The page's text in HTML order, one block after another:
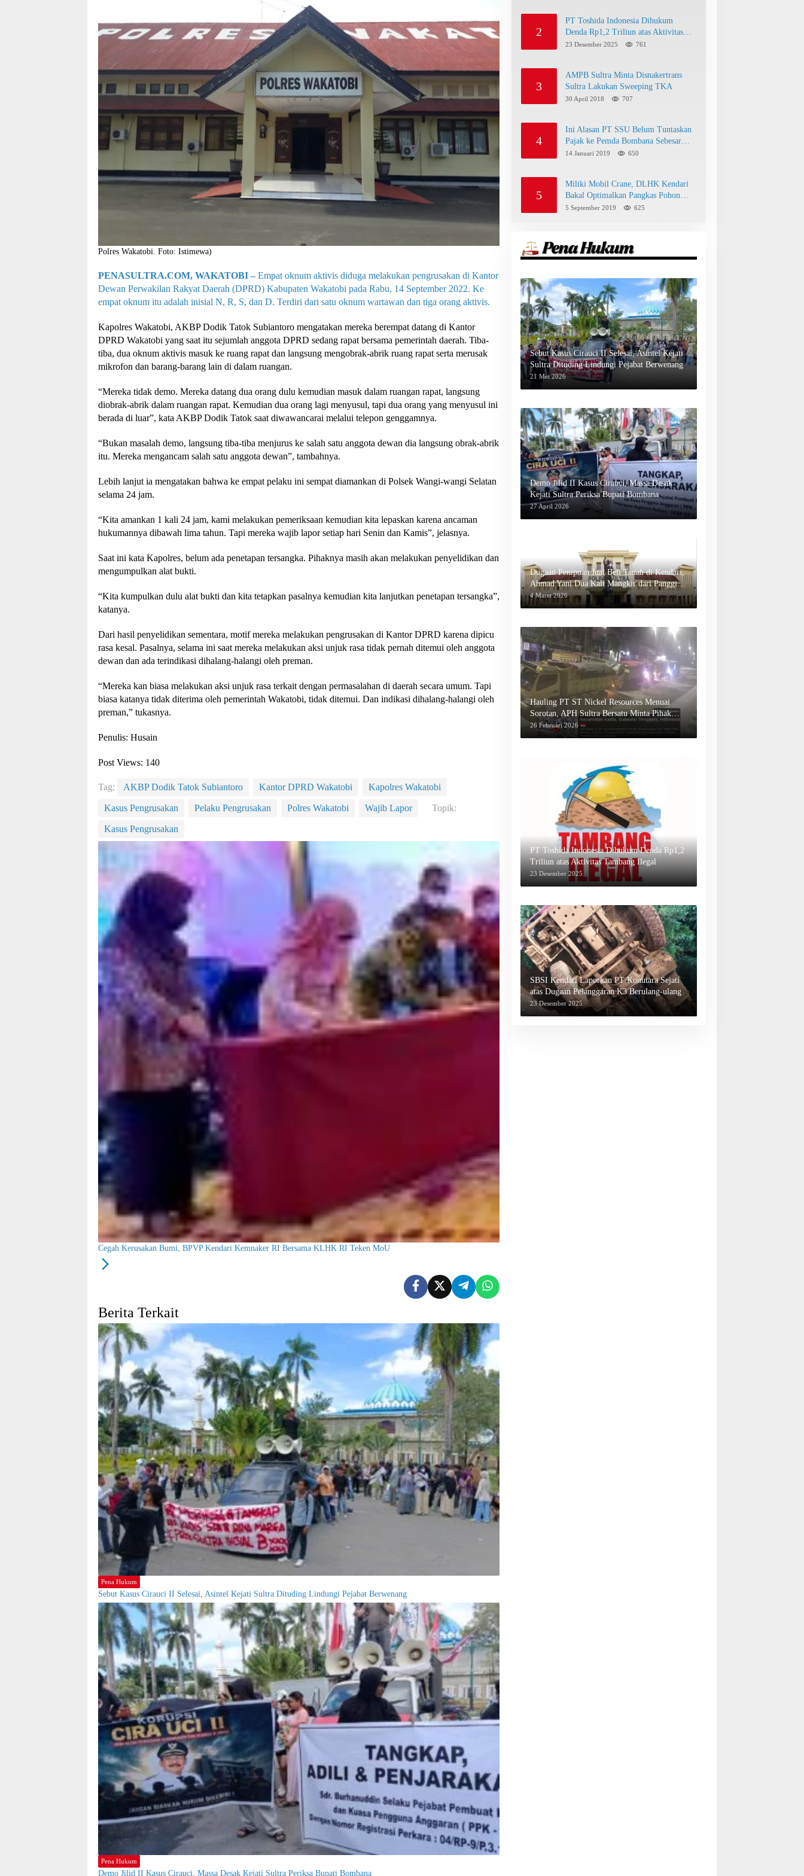
Polres Wakatobi. Foto: Istimewa)
PENASULTRA.COM, WAKATOBI –Empat oknum aktivis diduga melakukan pengrusakan di Kantor
Dewan Perwakilan Rakyat Daerah (DPRD) Kabupaten Wakatobi pada Rabu, 14 September 2022. Ke
empat oknum itu adalah inisial N, R, S, dan D. Terdiri dari satu oknum wartawan dan tiga orang aktivis.
Kapolres Wakatobi, AKBP Dodik Tatok Subiantoro mengatakan mereka berempat datang di Kantor
DPRD Wakatobi yang saat itu sejumlah anggota DPRD sedang rapat bersama pemerintah daerah. Tiba-
tiba, dua oknum aktivis masuk ke ruang rapat dan langsung mengobrak-abrik ruang rapat serta merusak
mikrofon dan barang-barang lain di dalam ruangan.
“Mereka tidak demo. Mereka datang dua orang dulu kemudian masuk dalam ruangan rapat, langsung
diobrak-abrik dalam ruangan rapat. Kemudian dua orang lagi menyusul, tapi dua orang yang menyusul ini
berada di luar”, kata AKBP Dodik Tatok saat diwawancarai melalui telepon genggamnya.
“Bukan masalah demo, langsung tiba-tiba menjurus ke salah satu anggota dewan dia langsung obrak-abrik
itu. Mereka mengancam salah satu anggota dewan”, tambahnya.
Lebih lanjut ia mengatakan bahwa ke empat pelaku ini sempat diamankan di Polsek Wangi-wangi Selatan
selama 24 jam.
“Kita amankan 1 kali 24 jam, kami melakukan pemeriksaan kemudian kita lepaskan karena ancaman
hukumannya dibawah lima tahun. Tapi mereka wajib lapor setiap hari Senin dan Kamis”, jelasnya.
Saat ini kata Kapolres, belum ada penetapan tersangka. Pihaknya masih akan melakukan penyelidikan dan
mengumpulkan alat bukti.
“Kita kumpulkan dulu alat bukti dan kita tetapkan pasalnya kemudian kita lanjutkan penetapan tersangka”,
katanya.
Dari hasil penyelidikan sementara, motif mereka melakukan pengrusakan di Kantor DPRD karena dipicu
rasa kesal. Pasalnya, selama ini saat mereka melakukan aksi unjuk rasa tidak pernah ditemui oleh anggota
dewan dan ada terindikasi dihalang-halangi oleh preman.
“Mereka kan biasa melakukan aksi unjuk rasa terkait dengan permasalahan di daerah secara umum. Tapi
biasa katanya tidak diterima oleh pemerintah Wakatobi, tidak ditemui. Dan indikasi dihalang-halangi oleh
preman,” tukasnya.
Penulis: Husain
Post Views: 140
Tag: AKBP Dodik Tatok Subiantoro Kantor DPRD Wakatobi Kapolres Wakatobi
Kasus Pengrusakan Pelaku Pengrusakan Polres Wakatobi Wajib Lapor Topik:
Kasus Pengrusakan
Cegah Kerusakan Bumi, BPVP Kendari Kemnaker RI Bersama KLHK RI Teken MoU
Berita Terkait
Pena Hukum
Sebut Kasus Cirauci II Selesai, Asintel Kejati Sultra Dituding Lindungi Pejabat Berwenang
Pena Hukum
Demo Jilid II Kasus Cirauci, Massa Desak Kejati Sultra Periksa Bupati Bombana
2
PT Toshida Indonesia Dihukum
Denda Rp1,2 Triliun atas Aktivitas
Tambang Ilegal
23 Desember 2025 761
3
AMPB Sultra Minta Disnakertrans
Sultra Lakukan Sweeping TKA
30 April 2018 707
4
Ini Alasan PT SSU Belum Tuntaskan
Pajak ke Pemda Bombana Sebesar
Rp8 Miliar
14 Januari 2019 650
5
Miliki Mobil Crane, DLHK Kendari
Bakal Optimalkan Pangkas Pohon
Peneduh
5 September 2019 625
Sebut Kasus Cirauci II Selesai, Asintel Kejati
Sultra Dituding Lindungi Pejabat Berwenang
21 Mei 2026
Demo Jilid II Kasus Cirauci, Massa Desak
Kejati Sultra Periksa Bupati Bombana
27 April 2026
Dugaan Penipuan Jual Beli Tanah di Kendari,
Ahmad Yani Dua Kali Mangkir dari Panggilan
Polda Sultra
4 Maret 2026
Hauling PT ST Nickel Resources Menuai
Sorotan, APH Sultra Bersatu Minta Pihak
Berwenang Bertindak
26 Februari 2026
PT Toshida Indonesia Dihukum Denda Rp1,2
Triliun atas Aktivitas Tambang Ilegal
23 Desember 2025
SBSI Kendari Laporkan PT Konutara Sejati
atas Dugaan Pelanggaran K3 Berulang-ulang
23 Desember 2025